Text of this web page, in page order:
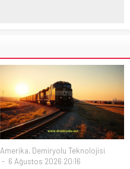
Amerika, Demiryolu Teknolojisi
6 Ağustos 2026 20:16